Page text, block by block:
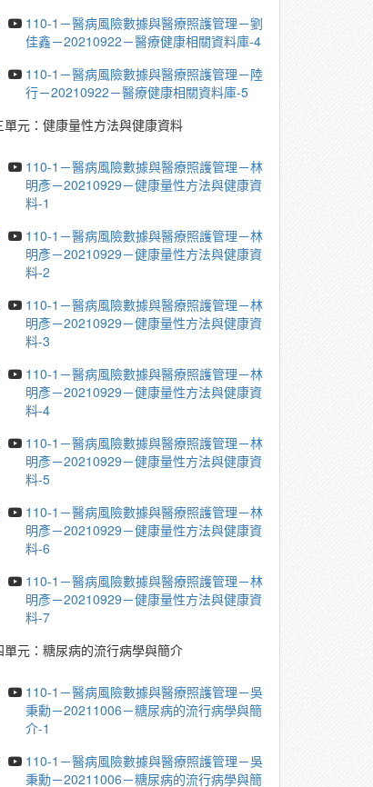
110-1－醫病風險數據與醫療照護管理－劉
佳鑫－20210922－醫療健康相關資料庫-4
110-1－醫病風險數據與醫療照護管理－陸
行－20210922－醫療健康相關資料庫-5
單元：健康量性方法與健康資料
110-1－醫病風險數據與醫療照護管理－林
明彥－20210929－健康量性方法與健康資
料-1
110-1－醫病風險數據與醫療照護管理－林
明彥－20210929－健康量性方法與健康資
料-2
110-1－醫病風險數據與醫療照護管理－林
明彥－20210929－健康量性方法與健康資
料-3
110-1－醫病風險數據與醫療照護管理－林
明彥－20210929－健康量性方法與健康資
料-4
110-1－醫病風險數據與醫療照護管理－林
明彥－20210929－健康量性方法與健康資
料-5
110-1－醫病風險數據與醫療照護管理－林
明彥－20210929－健康量性方法與健康資
料-6
110-1－醫病風險數據與醫療照護管理－林
明彥－20210929－健康量性方法與健康資
料-7
單元：糖尿病的流行病學與簡介
110-1－醫病風險數據與醫療照護管理－吳
秉勳－20211006－糖尿病的流行病學與簡
介-1
110-1－醫病風險數據與醫療照護管理－吳
秉勳－20211006－糖尿病的流行病學與簡